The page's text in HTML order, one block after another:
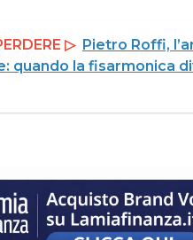
▷ Pietro Roffi,
quando la fisarmonica